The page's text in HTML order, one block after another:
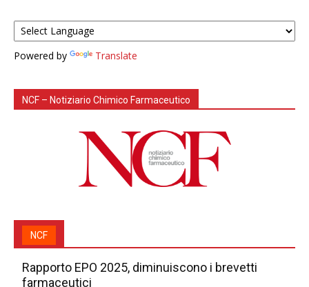
Powered by Translate
NCF – Notiziario Chimico Farmaceutico
NCF
Rapporto EPO 2025, diminuiscono i brevetti
farmaceutici